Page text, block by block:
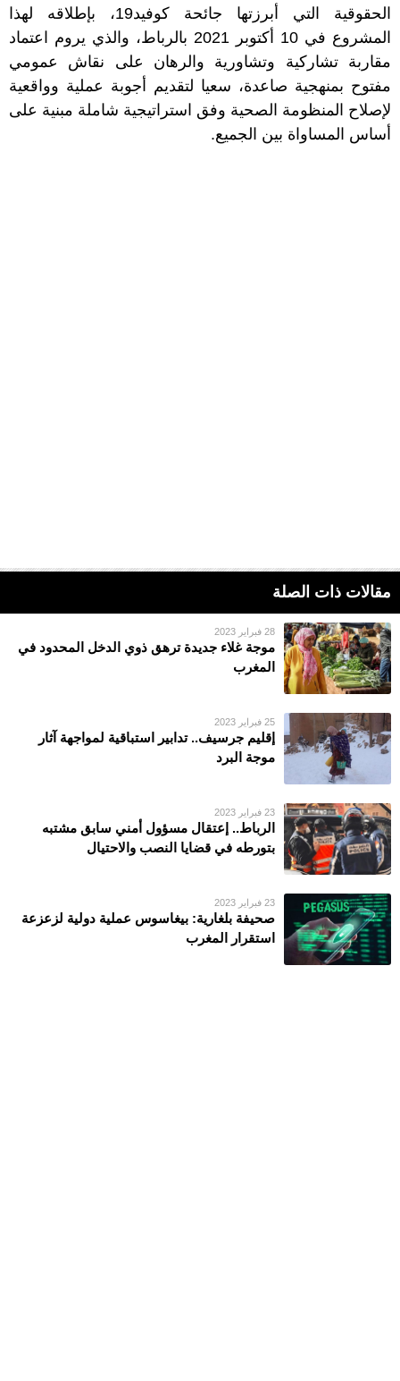
الحقوقية التي أبرزتها جائحة كوفيد19، بإطلاقه لهذا
المشروع في 10 أكتوبر 2021 بالرباط، والذي يروم اعتماد
مقاربة تشاركية وتشاورية والرهان على نقاش عمومي
مفتوح بمنهجية صاعدة، سعيا لتقديم أجوبة عملية وواقعية
لإصلاح المنظومة الصحية وفق استراتيجية شاملة مبنية على
أساس المساواة بين الجميع.
مقالات ذات الصلة
28 فبراير 2023
موجة غلاء جديدة ترهق ذوي الدخل المحدود في
المغرب
25 فبراير 2023
إقليم جرسيف.. تدابير استباقية لمواجهة آثار
موجة البرد
23 فبراير 2023
الرباط.. إعتقال مسؤول أمني سابق مشتبه
بتورطه في قضايا النصب والاحتيال
23 فبراير 2023
صحيفة بلغارية: بيغاسوس عملية دولية لزعزعة
استقرار المغرب